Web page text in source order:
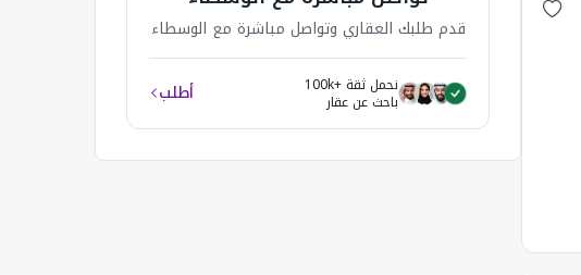
قدم طلبك العقاري وتواصل مباشرة مع الوسطاء
نحمل ثقة +100k
باحث عن عقار أطلب